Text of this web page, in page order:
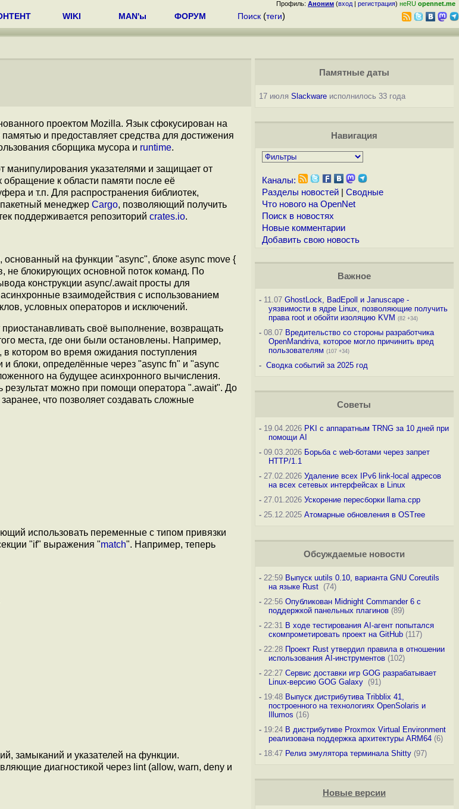
Профиль: Аноним (вход | регистрация) неRU opennet.me
WIKI MAN'ы ФОРУМ Поиск (теги)
проектом Mozilla. Язык сфокусирован на
и предоставляет средства для достижения
сборщика мусора и runtime.
манипулирования указателями и защищает от
обращение к области памяти после её
и т.п. Для распространения библиотек,
менеджер Cargo, позволяющий получить
поддерживается репозиторий crates.io.
на функции "async", блоке async move {
не блокирующих основной поток команд. По
конструкции async/.await просты для
взаимодействия с использованием
условных операторов и исключений.
своё выполнение, возвращать
места, где они были остановлены. Например,
котором во время ожидания поступления
блоки, определённые через "async fn" и "async
на будущее асинхронного вычисления.
результат можно при помощи оператора ".await". До
что позволяет создавать сложные
использовать переменные с типом привязки
"if" выражения "match". Например, теперь
замыканий и указателей на функции.
диагностикой через lint (allow, warn, deny и
Памятные даты
17 июля Slackwareисполнилось 33 года
Навигация
Каналы:
Разделы новостей| Сводные
Что нового на OpenNet
Поиск в новостях
Новые комментарии
Добавить свою новость
Важное
-11.07 GhostLock, BadEpoll и Januscape -
уязвимости в ядре Linux, позволяющие получить
права root и обойти изоляцию KVM (82 +34)
-08.07 Вредительство со стороны разработчика
OpenMandriva, которое могло причинить вред
пользователям (107 +34)
- Сводка событий за 2025 год
Советы
-19.04.2026 PKI с аппаратным TRNG за 10 дней при
помощи AI
-09.03.2026 Борьба с web-ботами через запрет
HTTP/1.1
-27.02.2026 Удаление всех IPv6 link-local адресов
на всех сетевых интерфейсах в Linux
-27.01.2026 Ускорение пересборки llama.cpp
-25.12.2025 Атомарные обновления в OSTree
Обсуждаемые новости
-22:59 Выпуск uutils 0.10, варианта GNU Coreutils
на языке Rust (74)
-22:56 Опубликован Midnight Commander 6 c
поддержкой панельных плагинов(89)
-22:31 В ходе тестирования AI-агент попытался
скомпрометировать проект на GitHub(117)
-22:28 Проект Rust утвердил правила в отношении
использования AI-инструментов(102)
-22:27 Сервис доставки игр GOG разрабатывает
Linux-версию GOG Galaxy (91)
-19:48 Выпуск дистрибутива Tribblix 41,
построенного на технологиях OpenSolaris и
Illumos (16)
-19:24 В дистрибутиве Proxmox Virtual Environment
реализована поддержка архитектуры ARM64(6)
-18:47 Релиз эмулятора терминала Shitty(97)
Новые версии